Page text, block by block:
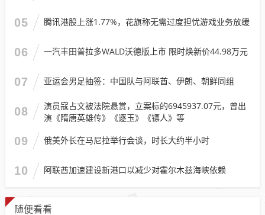
05 腾讯港股上涨1.77%，花旗称无需过度担忧游戏业务放缓
06 一汽丰田普拉多WALD沃德版上市 限时焕新价44.98万元
07 亚运会男足抽签：中国队与阿联酋、伊朗、朝鲜同组
08
演员寇占文被法院悬赏，立案标的6945937.07元，曾出
演《隋唐英雄传》《逐玉》《镖人》等
09 俄美外长在马尼拉举行会谈，时长大约半小时
10 阿联酋加速建设新港口以减少对霍尔木兹海峡依赖
随便看看